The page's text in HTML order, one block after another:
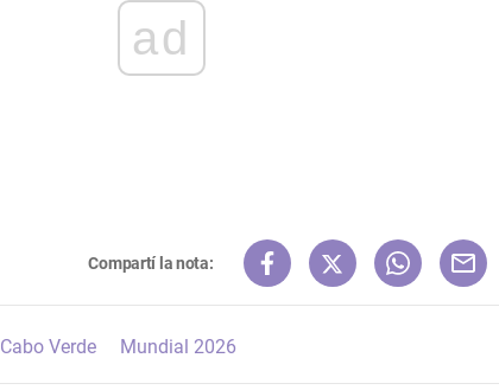
ad
Compartí la nota:
Cabo Verde Mundial 2026